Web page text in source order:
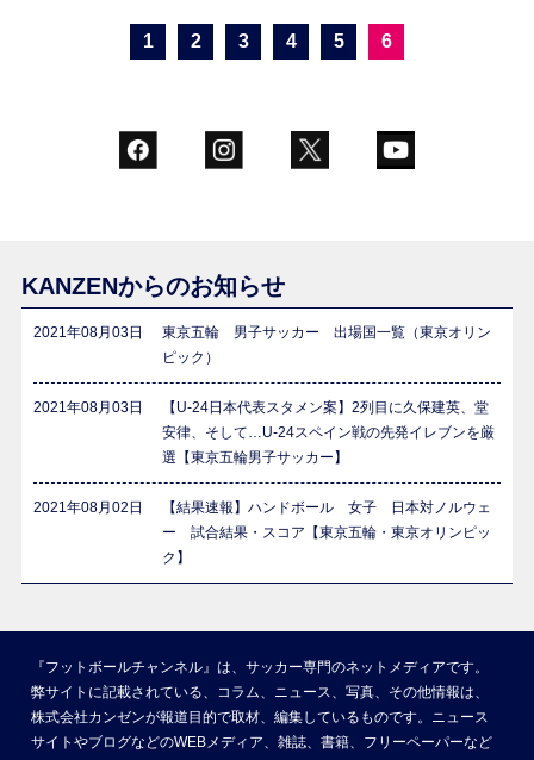
1 2 3 4 5 6
KANZENからのお知らせ
2021年08月03日
東京五輪 男子サッカー 出場国一覧（東京オリン
ピック）
2021年08月03日
【U-24日本代表スタメン案】2列目に久保建英、堂
安律、そして…U-24スペイン戦の先発イレブンを厳
選【東京五輪男子サッカー】
2021年08月02日
【結果速報】ハンドボール 女子 日本対ノルウェ
ー 試合結果・スコア【東京五輪・東京オリンピッ
ク】
『フットボールチャンネル』は、サッカー専門のネットメディアです。
弊サイトに記載されている、コラム、ニュース、写真、その他情報は、
株式会社カンゼンが報道目的で取材、編集しているものです。ニュース
サイトやブログなどのWEBメディア、雑誌、書籍、フリーペーパーなど